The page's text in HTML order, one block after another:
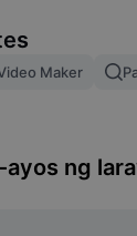
Maker
ng